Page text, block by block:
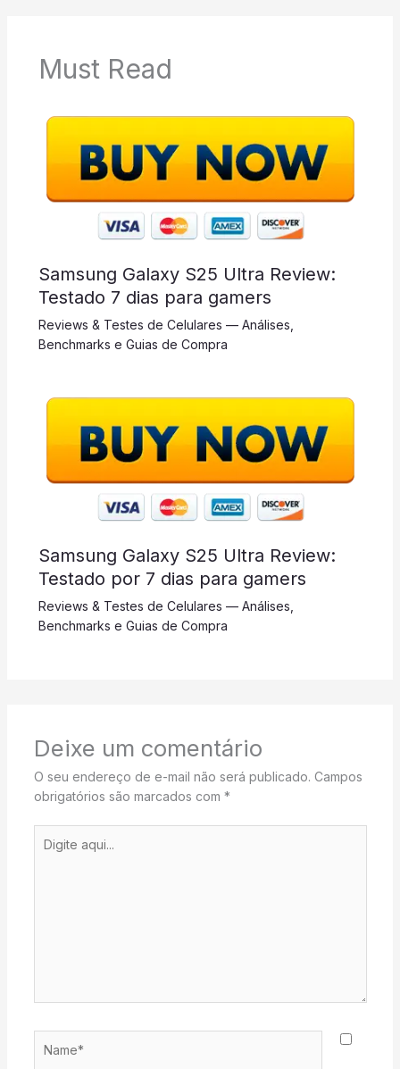
Must Read
Samsung Galaxy S25 Ultra Review:
Testado 7 dias para gamers
Reviews & Testes de Celulares — Análises,
Benchmarks e Guias de Compra
Samsung Galaxy S25 Ultra Review:
Testado por 7 dias para gamers
Reviews & Testes de Celulares — Análises,
Benchmarks e Guias de Compra
Deixe um comentário
O seu endereço de e-mail não será publicado. Campos
obrigatórios são marcados com *
aqui...